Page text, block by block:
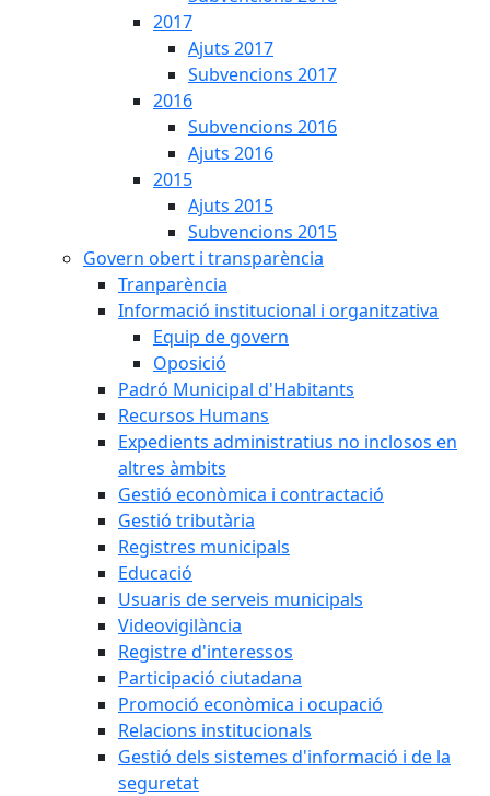
2017
Ajuts 2017
Subvencions 2017
2016
Subvencions 2016
Ajuts 2016
2015
Ajuts 2015
Subvencions 2015
Govern obert i transparència
Tranparència
Informació institucional i organitzativa
Equip de govern
Oposició
Padró Municipal d'Habitants
Recursos Humans
Expedients administratius no inclosos en
altres àmbits
Gestió econòmica i contractació
Gestió tributària
Registres municipals
Educació
Usuaris de serveis municipals
Videovigilància
Registre d'interessos
Participació ciutadana
Promoció econòmica i ocupació
Relacions institucionals
Gestió dels sistemes d'informació i de la
seguretat